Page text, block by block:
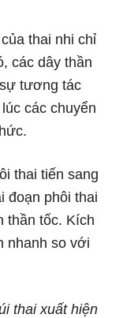
thai nhi chỉ
các dây thần
tương tác
các chuyển
thai tiến sang
đoạn phôi thai
thần tốc. Kích
nhanh so với
thai xuất hiện